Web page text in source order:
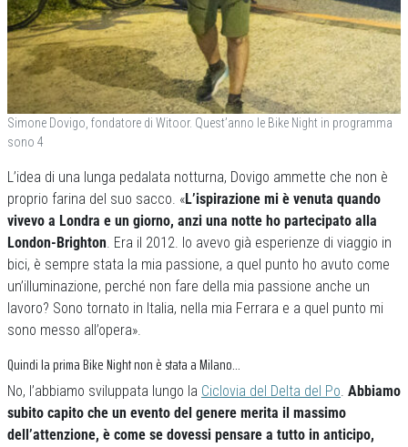
Simone Dovigo, fondatore di Witoor. Quest’anno le Bike Night in programma
sono 4
L’idea di una lunga pedalata notturna, Dovigo ammette che non è
proprio farina del suo sacco. «L’ispirazione mi è venuta quando
vivevo a Londra e un giorno, anzi una notte ho partecipato alla
London-Brighton. Era il 2012. Io avevo già esperienze di viaggio in
bici, è sempre stata la mia passione, a quel punto ho avuto come
un’illuminazione, perché non fare della mia passione anche un
lavoro? Sono tornato in Italia, nella mia Ferrara e a quel punto mi
sono messo all’opera».
Quindi la prima Bike Night non è stata a Milano…
No, l’abbiamo sviluppata lungo la Ciclovia del Delta del Po. Abbiamo
subito capito che un evento del genere merita il massimo
dell’attenzione, è come se dovessi pensare a tutto in anticipo,